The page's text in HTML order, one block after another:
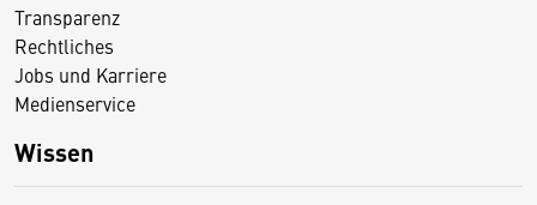
Transparenz
Rechtliches
Jobs und Karriere
Medienservice
Wissen